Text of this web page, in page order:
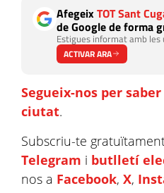
AfegeixTOT Sant
de Google de forma
Estigues informat amb
ACTIVAR ARA
Segueix-nos per
ciutat.
Subscriu-te
Telegram i butlletí
nos a Facebook, X,